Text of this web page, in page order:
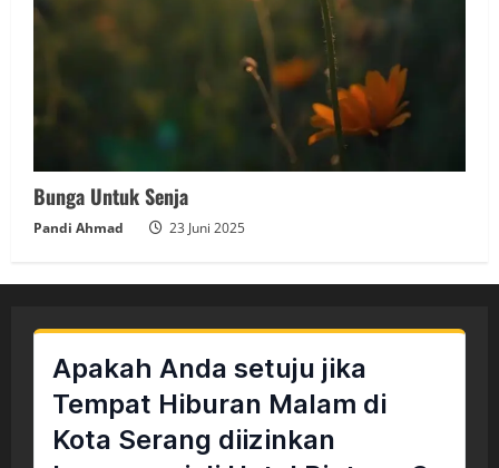
Bunga Untuk Senja
Pandi Ahmad 23 Juni 2025